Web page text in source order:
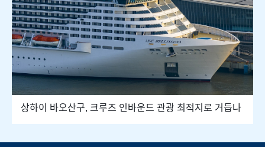
상하이 바오산구, 크루즈 인바운드 관광 최적지로 거듭나